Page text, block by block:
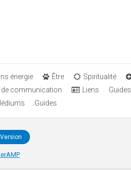
énergie Être Spiritualité
communication Liens Guides
Guides